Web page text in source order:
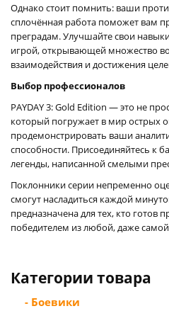
Однако стоит помнить: ваши
сплочённая работа поможет вам
преградам. Улучшайте свои
игрой, открывающей множество
взаимодействия и достижения
Выбор профессионалов
PAYDAY 3: Gold Edition — это не
который погружает в мир острых
продемонстрировать ваши
способности. Присоединяйтесь к
легенды, написанной смелыми
Поклонники серии непременно
смогут насладиться каждой
предназначена для тех, кто готов
победителем из любой, даже
Категории товара
- Боевики